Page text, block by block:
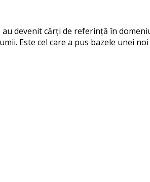
au devenit cărți de referință în
Este cel care a pus bazele unei